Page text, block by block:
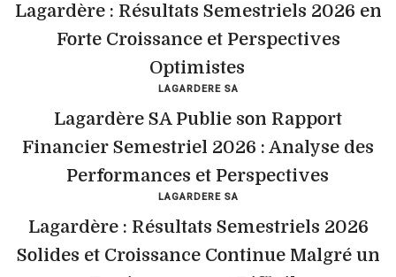
Lagardère : Résultats Semestriels 2026 en
Forte Croissance et Perspectives
Optimistes
LAGARDERE SA
Lagardère SA Publie son Rapport
Financier Semestriel 2026 : Analyse des
Performances et Perspectives
LAGARDERE SA
Lagardère : Résultats Semestriels 2026
Solides et Croissance Continue Malgré un